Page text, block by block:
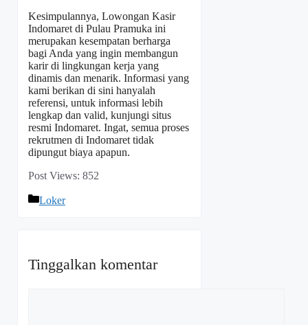
Kesimpulannya, Lowongan Kasir
Indomaret di Pulau Pramuka ini
merupakan kesempatan berharga
bagi Anda yang ingin membangun
karir di lingkungan kerja yang
dinamis dan menarik. Informasi yang
kami berikan di sini hanyalah
referensi, untuk informasi lebih
lengkap dan valid, kunjungi situs
resmi Indomaret. Ingat, semua proses
rekrutmen di Indomaret tidak
dipungut biaya apapun.
Post Views: 852
Kategori
Loker
Tinggalkan komentar